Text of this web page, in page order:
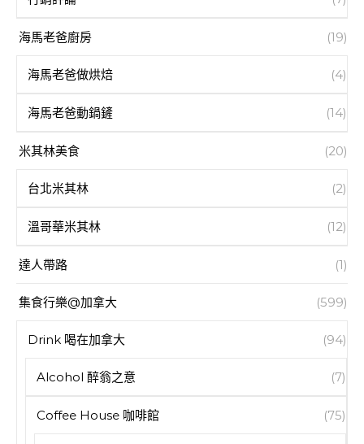
海馬老爸廚房 (19)
海馬老爸做烘焙 (4)
海馬老爸動鍋鏟 (14)
米其林美食 (20)
台北米其林 (2)
溫哥華米其林 (12)
達人帶路 (1)
集食行樂@加拿大 (599)
Drink 喝在加拿大 (94)
Alcohol 醉翁之意 (7)
Coffee House 咖啡館 (75)